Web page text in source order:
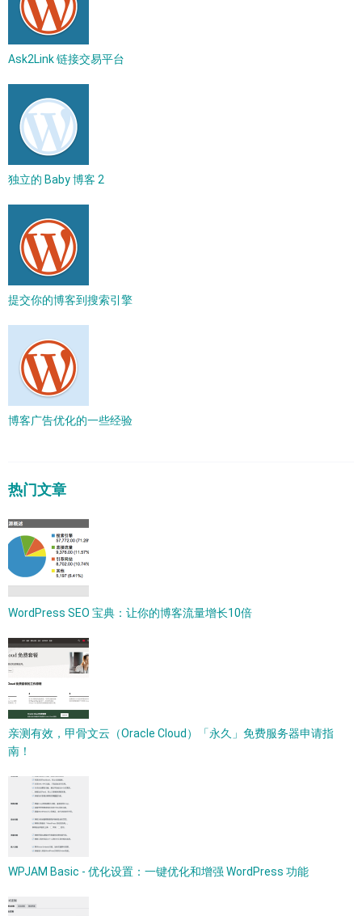
Ask2Link 链接交易平台
独立的 Baby 博客 2
提交你的博客到搜索引擎
博客广告优化的一些经验
热门文章
WordPress SEO 宝典：让你的博客流量增长10倍
亲测有效，甲骨文云（Oracle Cloud）「永久」免费服务器申请指
南！
WPJAM Basic - 优化设置：一键优化和增强 WordPress 功能